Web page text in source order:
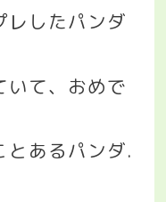
レしたパンダ
いて、おめで
とあるパンダ.